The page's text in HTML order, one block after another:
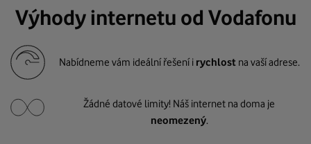
Výhody internetu od Vodafonu
Nabídneme vám ideální řešení i rychlost na vaší adrese.
Žádné datové limity! Náš internet na doma je
neomezený.